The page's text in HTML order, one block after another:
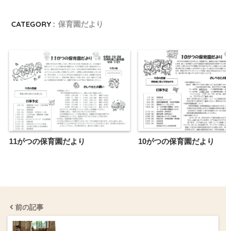
CATEGORY : 保育園だより
11がつの保育園だより 10がつの保育園だより
前の記事